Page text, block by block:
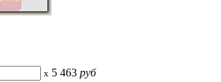
x 5 463 руб